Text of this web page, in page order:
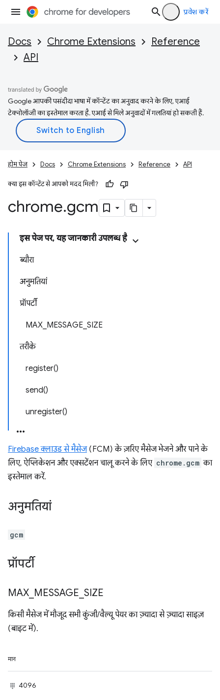
प्रवेश करें
Docs Chrome Extensions
Reference
API
Google आपकी पसंदीदा भाषा में कॉन्टेंट का अनुवाद करने के लिए, एआई
टेक्नोलॉजी का इस्तेमाल करता है. एआई से मिले अनुवादों में गलतियां हो सकती हैं.
होम पेज Docs Chrome Extensions Reference API
क्या इस कॉन्टेंट से आपको मदद मिली?
chrome.gcm
इस पेज पर, यह जानकारी उपलब्ध है
ब्यौरा
अनुमतियां
प्रॉपर्टी
MAX_MESSAGE_SIZE
तरीके
register()
send()
unregister()
Firebase क्लाउड से मैसेज(FCM) के ज़रिए मैसेज भेजने और पाने के
लिए, ऐप्लिकेशन और एक्सटेंशन चालू करने के लिए chrome.gcm का
इस्तेमाल करें.
अनुमतियां
gcm
प्रॉपर्टी
MAX MESSAGE SIZE
किसी मैसेज में मौजूद सभी कुंजी/वैल्यू पेयर का ज़्यादा से ज़्यादा साइज़
(बाइट में).
मान
4096